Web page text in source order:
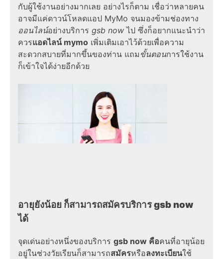
กับผู้ใช้งานอย่างมากเลย อย่างไรก็ตาม เชื่อว่าหลายคน
อาจมีแค่ดาวน์โหลดแอป MyMo จนมองข้ามช่องทาง
ออนไลน์อย่างบริการ gsb now ไป ซึ่งก็อยากแนะนำว่า
ควรแอดไลน์ mymo เพิ่มเติมเอาไว้ด้วยเพื่อความ
สะดวกสบายที่มากขึ้นของท่าน แถม ขั้นตอนการใช้งาน
ก็เข้าใจได้ง่ายอีกด้วย
อายุยังน้อย ก็สามารถสมัครบริการgsb now
ได้
จุดเด่นอย่างหนึ่งของบริการ gsb now คือคนที่อายุน้อย
อยู่ในช่วงวัยเรียนก็สามารถสมัครหรือลงทะเบียนใช้